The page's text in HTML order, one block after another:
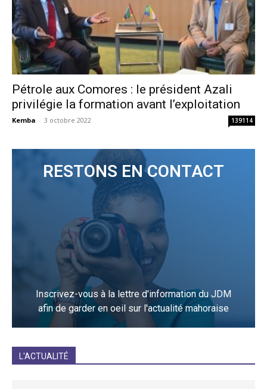
Pétrole aux Comores : le président Azali
privilégie la formation avant l’exploitation
Kemba - 3 octobre 2022 139114
RESTONS EN CONTACT
Inscrivez-vous à la lettre d'information du JDM
afin de garder en oeil sur l'actualité mahoraise
L'ACTUALITÉ